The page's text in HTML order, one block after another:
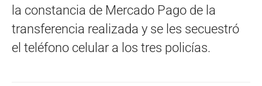
la constancia de Mercado Pago de la
transferencia realizada y se les secuestró
el teléfono celular a los tres policías.